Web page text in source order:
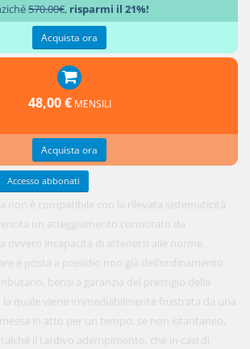
non è compatibile con la rilevata sistematicità
un atteggiamento connotato da
ovvero incapacità di attenersi alle norme.
è posta a presidio non già dell’ordinamento
bensì a garanzia del prestigio della
la quale viene irrimediabilmente frustrata da una
in atto per un tempo, se non istantaneo,
il tardivo adempimento, che in casi di
570.00€, risparmi il 21%!
Acquista ora
48,00 € MENSILI
Acquista ora
Accesso abbonati